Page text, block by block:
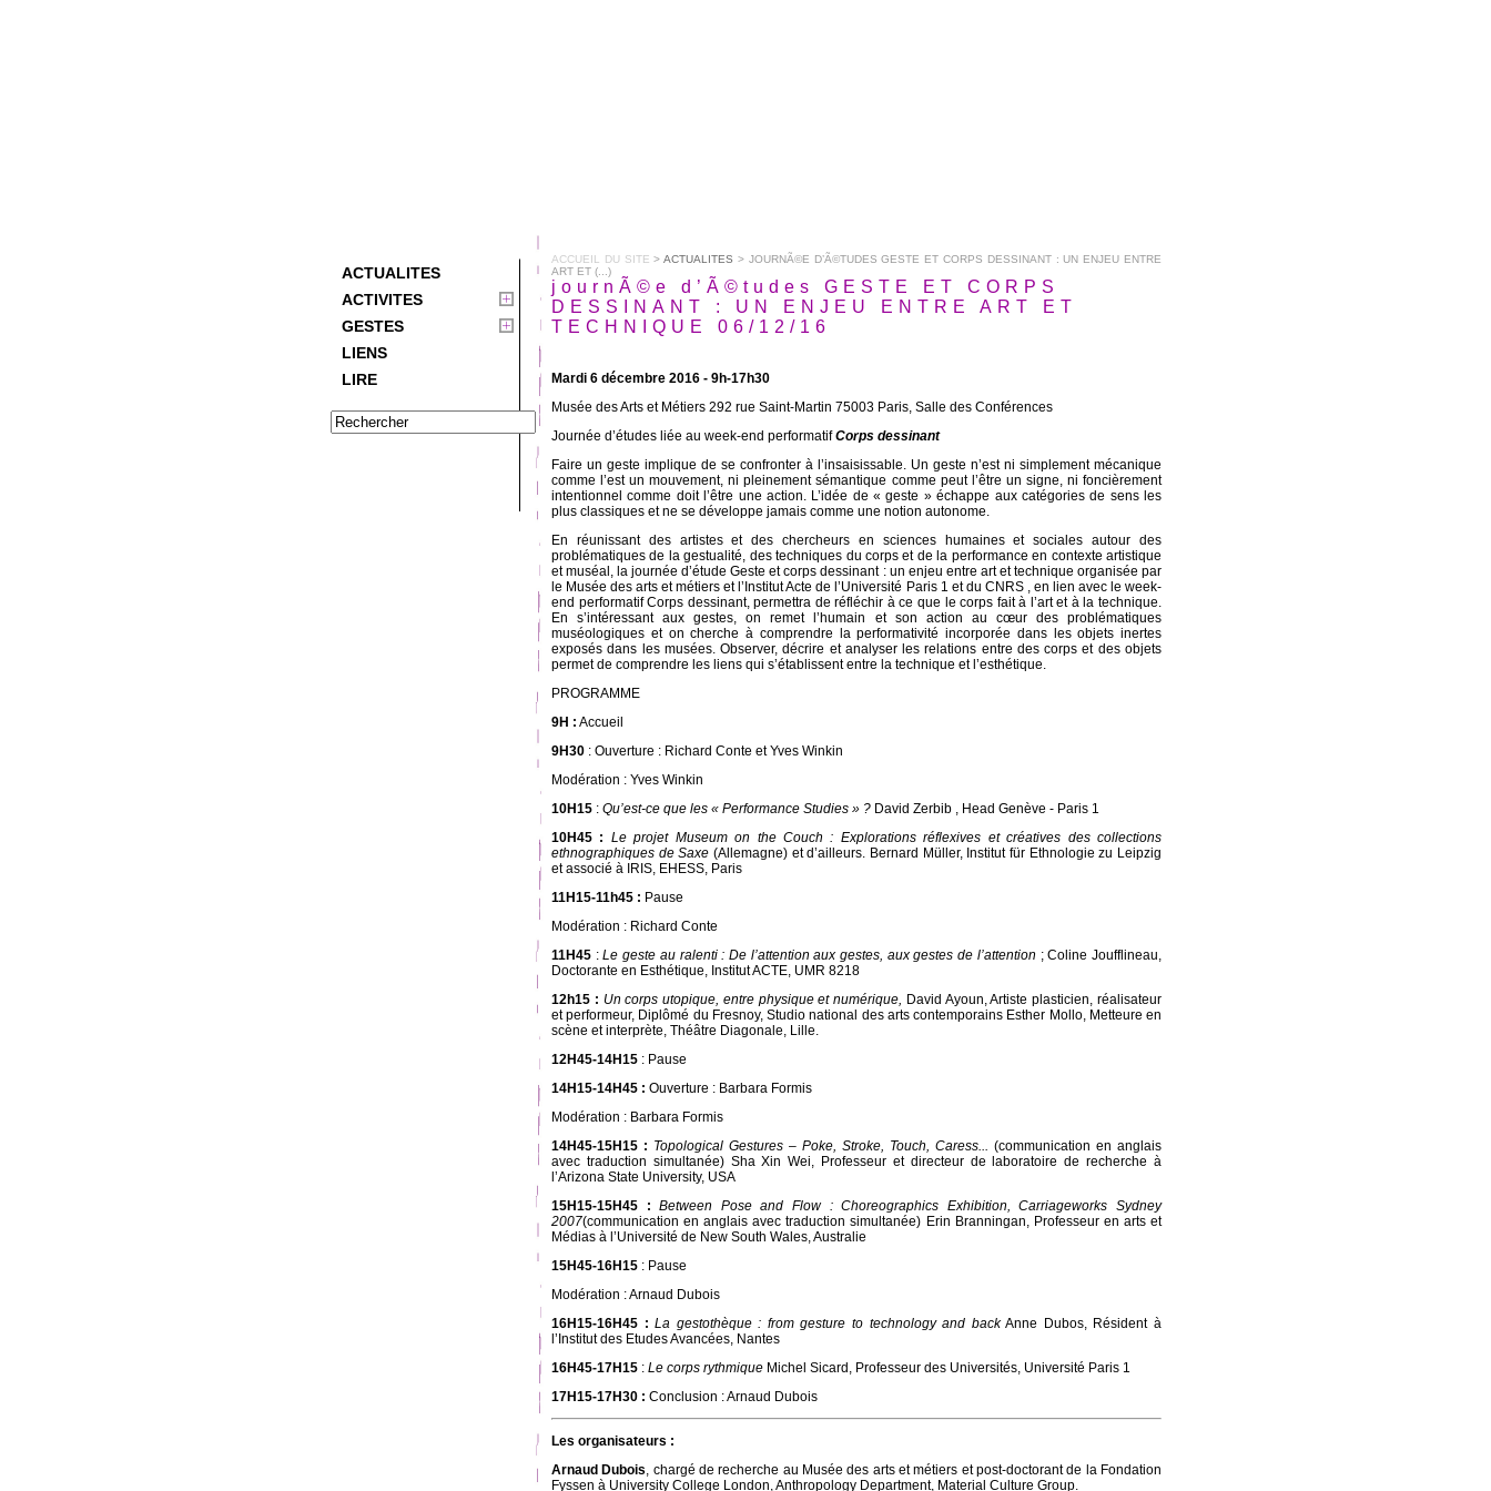
ACTUALITES
ACTIVITES
GESTES
LIENS
LIRE
ACCUEIL DU SITE >ACTUALITES > JOURNÃ©E D’Ã©TUDES GESTE ET CORPS DESSINANT : UN ENJEU ENTRE
ART ET (...)
journÃ©e d’Ã©tudes GESTE ET CORPS
DESSINANT : UN ENJEU ENTRE ART ET
TECHNIQUE 06/12/16
Mardi 6 décembre 2016 - 9h-17h30
Musée des Arts et Métiers 292 rue Saint-Martin 75003 Paris, Salle des Conférences
Journée d’études liée au week-end performatifCorps dessinant
Faire un geste implique de se confronter à l’insaisissable. Un geste n’est ni simplement mécanique
comme l’est un mouvement, ni pleinement sémantique comme peut l’être un signe, ni foncièrement
intentionnel comme doit l’être une action. L’idée de « geste » échappe aux catégories de sens les
plus classiques et ne se développe jamais comme une notion autonome.
En réunissant des artistes et des chercheurs en sciences humaines et sociales autour des
problématiques de la gestualité, des techniques du corps et de la performance en contexte artistique
et muséal, la journée d’étude Geste et corps dessinant : un enjeu entre art et technique organisée par
le Musée des arts et métiers et l’Institut Acte de l’Université Paris 1 et du CNRS , en lien avec le week-
end performatif Corps dessinant, permettra de réfléchir à ce que le corps fait à l’art et à la technique.
En s’intéressant aux gestes, on remet l’humain et son action au cœur des problématiques
muséologiques et on cherche à comprendre la performativité incorporée dans les objets inertes
exposés dans les musées. Observer, décrire et analyser les relations entre des corps et des objets
permet de comprendre les liens qui s’établissent entre la technique et l’esthétique.
PROGRAMME
9H : Accueil
9H30 : Ouverture : Richard Conte et Yves Winkin
Modération : Yves Winkin
10H15 : Qu’est-ce que les « Performance Studies » ? David Zerbib , Head Genève - Paris 1
10H45 : Le projet Museum on the Couch : Explorations réflexives et créatives des collections
ethnographiques de Saxe (Allemagne) et d’ailleurs. Bernard Müller, Institut für Ethnologie zu Leipzig
et associé à IRIS, EHESS, Paris
11H15-11h45 : Pause
Modération : Richard Conte
11H45 :Le geste au ralenti : De l’attention aux gestes, aux gestes de l’attention ; Coline Joufflineau,
Doctorante en Esthétique, Institut ACTE, UMR 8218
12h15 : Un corps utopique, entre physique et numérique, David Ayoun, Artiste plasticien, réalisateur
et performeur, Diplômé du Fresnoy, Studio national des arts contemporains Esther Mollo, Metteure en
scène et interprète, Théâtre Diagonale, Lille.
12H45-14H15 : Pause
14H15-14H45 : Ouverture : Barbara Formis
Modération : Barbara Formis
14H45-15H15 : Topological Gestures – Poke, Stroke, Touch, Caress... (communication en anglais
avec traduction simultanée) Sha Xin Wei, Professeur et directeur de laboratoire de recherche à
l’Arizona State University, USA
15H15-15H45 : Between Pose and Flow : Choreographics Exhibition, Carriageworks Sydney
2007(communication en anglais avec traduction simultanée) Erin Branningan, Professeur en arts et
Médias à l’Université de New South Wales, Australie
15H45-16H15 : Pause
Modération : Arnaud Dubois
16H15-16H45 : La gestothèque : from gesture to technology and backAnne Dubos, Résident à
l’Institut des Etudes Avancées, Nantes
16H45-17H15 : Le corps rythmique Michel Sicard, Professeur des Universités, Université Paris 1
17H15-17H30 : Conclusion : Arnaud Dubois
Les organisateurs :
Arnaud Dubois, chargé de recherche au Musée des arts et métiers et post-doctorant de la Fondation
Fyssen à University College London, Anthropology Department, Material Culture Group.